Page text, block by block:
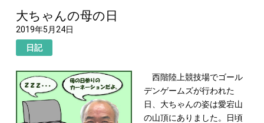
大ちゃんの母の日
2019年5月24日
日記
西階陸上競技場でゴール
デンゲームズが行われた
日、大ちゃんの姿は愛宕山
の山頂にありました。日頃